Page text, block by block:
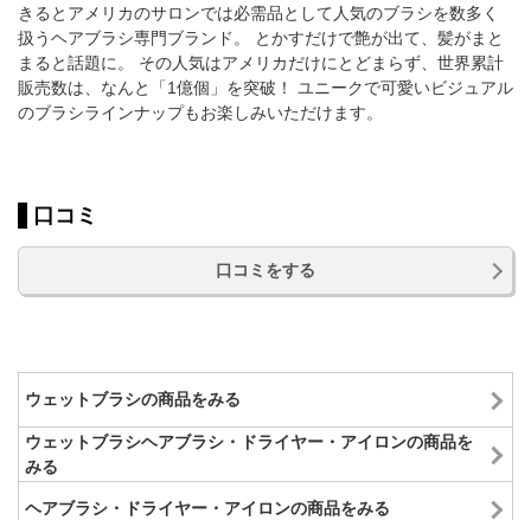
きるとアメリカのサロンでは必需品として人気のブラシを数多く
扱うヘアブラシ専門ブランド。 とかすだけで艶が出て、髪がまと
まると話題に。 その人気はアメリカだけにとどまらず、世界累計
販売数は、なんと「1億個」を突破！ ユニークで可愛いビジュアル
のブラシラインナップもお楽しみいただけます。
口コミ
口コミをする
ウェットブラシの商品をみる
ウェットブラシヘアブラシ・ドライヤー・アイロンの商品を
みる
ヘアブラシ・ドライヤー・アイロンの商品をみる